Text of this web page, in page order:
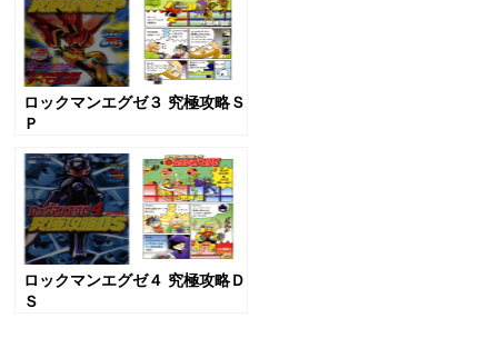
ロックマンエグゼ３ 究極攻略Ｓ
Ｐ
ロックマンエグゼ４ 究極攻略Ｄ
Ｓ